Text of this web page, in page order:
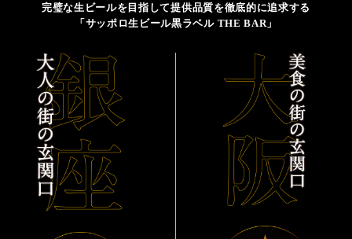
「丸くなるな、☆星になれ。」限定デザイン缶数量限
サッポロ生ビール黒ラベル THE SHOP
CLUB 黒ラベル
「THE PERFECT BEER CELLAR」プレゼントキャン
ペーン
完璧な生ビールを目指して提供品質を徹底的に追求する
「サッポロ生ビール黒ラベル THE BAR」